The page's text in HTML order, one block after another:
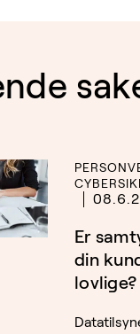
Er
din
lovlige?